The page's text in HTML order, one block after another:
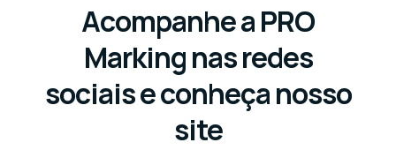
Acompanhe a PRO
Marking nas redes
sociais e conheça nosso
site